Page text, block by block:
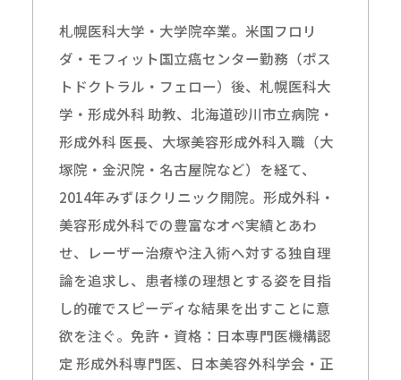
札幌医科大学・大学院卒業。米国フロリ
ダ・モフィット国立癌センター勤務（ポス
トドクトラル・フェロー）後、札幌医科大
学・形成外科 助教、北海道砂川市立病院・
形成外科 医長、大塚美容形成外科入職（大
塚院・金沢院・名古屋院など）を経て、
2014年みずほクリニック開院。形成外科・
美容形成外科での豊富なオペ実績とあわ
せ、レーザー治療や注入術へ対する独自理
論を追求し、患者様の理想とする姿を目指
し的確でスピーディな結果を出すことに意
欲を注ぐ。免許・資格：日本専門医機構認
定 形成外科専門医、日本美容外科学会・正